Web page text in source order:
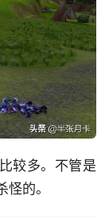
较多。不管是
的。